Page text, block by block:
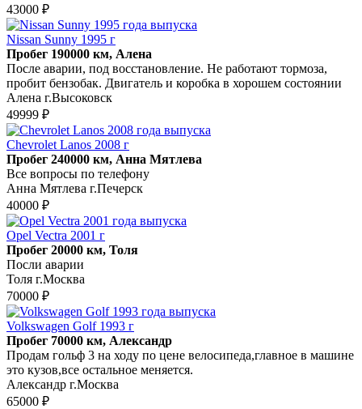
43000 ₽
Nissan Sunny 1995 г
Пробег 190000 км, Алена
После аварии, под восстановление. Не работают тормоза,
пробит бензобак. Двигатель и коробка в хорошем состоянии
Алена г.Высоковск
49999 ₽
Chevrolet Lanos 2008 г
Пробег 240000 км, Анна Мятлева
Все вопросы по телефону
Анна Мятлева г.Печерск
40000 ₽
Opel Vectra 2001 г
Пробег 20000 км, Толя
Посли аварии
Толя г.Москва
70000 ₽
Volkswagen Golf 1993 г
Пробег 70000 км, Александр
Продам гольф 3 на ходу по цене велосипеда,главное в машине
это кузов,все остальное меняется.
Александр г.Москва
65000 ₽